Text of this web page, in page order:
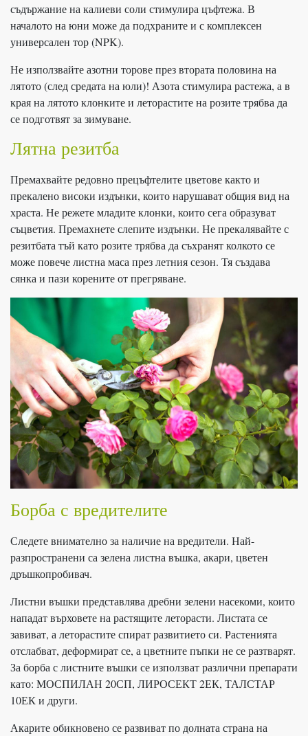
съдържание на калиеви соли стимулира цъфтежа. В
началото на юни може да подхраните и с комплексен
универсален тор (NPK).
Не използвайте азотни торове през втората половина на
лятото (след средата на юли)! Азота стимулира растежа, а в
края на лятото клонките и леторастите на розите трябва да
се подготвят за зимуване.
Лятна резитба
Премахвайте редовно прецъфтелите цветове както и
прекалено високи издънки, които нарушават общия вид на
храста. Не режете младите клонки, които сега образуват
съцветия. Премахнете слепите издънки. Не прекалявайте с
резитбата тъй като розите трябва да съхранят колкото се
може повече листна маса през летния сезон. Тя създава
сянка и пази корените от прегряване.
Борба с вредителите
Следете внимателно за наличие на вредители. Най-
разпространени са зелена листна въшка, акари, цветен
дръшкопробивач.
Листни въшки представлява дребни зелени насекоми, които
нападат върховете на растящите леторасти. Листата се
завиват, а леторастите спират развитието си. Растенията
отслабват, деформират се, а цветните пъпки не се разтварят.
За борба с листните въшки се използват различни препарати
като: МОСПИЛАН 20СП, ЛИРОСЕКТ 2ЕК, ТАЛСТАР
10ЕК и други.
Акарите обикновено се развиват по долната страна на